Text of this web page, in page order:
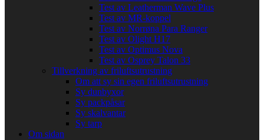
Test av Leatherman Wave Plus
Test av MR-koppel
Test av Norrøna Para Ranger
Test av Olight H17
Test av Optimus Nova
Test av Osprey Talon 33
Tillverkning av friluftsutrustning
Om att sy sin egen friluftsutrustning
Sy dunbyxor
Sy packpåsar
Sy skalvantar
Sy tarp
Om sidan